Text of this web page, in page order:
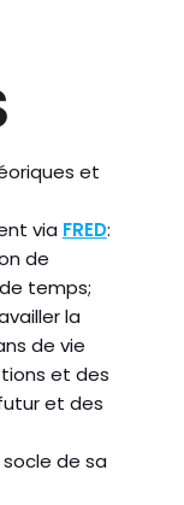
et
via FRED:
de
temps;
la
de vie
et des
et des
de sa